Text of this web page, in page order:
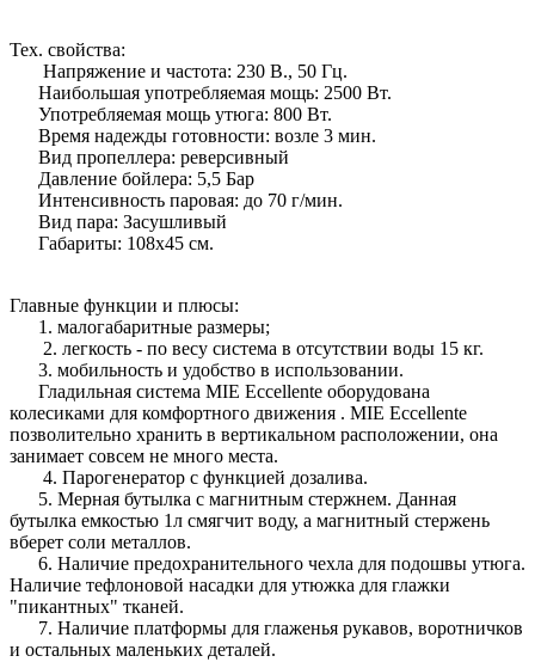
Тех. свойства:
Напряжение и частота: 230 В., 50 Гц.
Наибольшая употребляемая мощь: 2500 Вт.
Употребляемая мощь утюга: 800 Вт.
Время надежды готовности: возле 3 мин.
Вид пропеллера: реверсивный
Давление бойлера: 5,5 Бар
Интенсивность паровая: до 70 г/мин.
Вид пара: Засушливый
Габариты: 108х45 см.
Главные функции и плюсы:
1. малогабаритные размеры;
2. легкость - по весу система в отсутствии воды 15 кг.
3. мобильность и удобство в использовании.
Гладильная система MIE Eccellente оборудована
колесиками для комфортного движения . MIE Eccellente
позволительно хранить в вертикальном расположении, она
занимает совсем не много места.
4. Парогенератор с функцией дозалива.
5. Мерная бутылка с магнитным стержнем. Данная
бутылка емкостью 1л смягчит воду, а магнитный стержень
вберет соли металлов.
6. Наличие предохранительного чехла для подошвы утюга.
Наличие тефлоновой насадки для утюжка для глажки
"пикантных" тканей.
7. Наличие платформы для глаженья рукавов, воротничков
и остальных маленьких деталей.